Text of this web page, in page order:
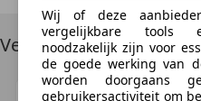
Met een nieuw
apparaten opladen en
wereld, waar je ook bent.
Vergelijkbare
Wij of deze
vergelijkbare tools
noodzakelijk zijn voor
de goede werking van
worden doorgaans
gebruikersactiviteit om